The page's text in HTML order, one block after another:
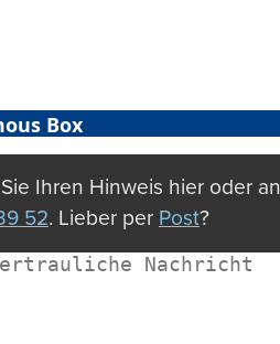
Box
Ihren Hinweis hier oder an
52. Lieber per Post?